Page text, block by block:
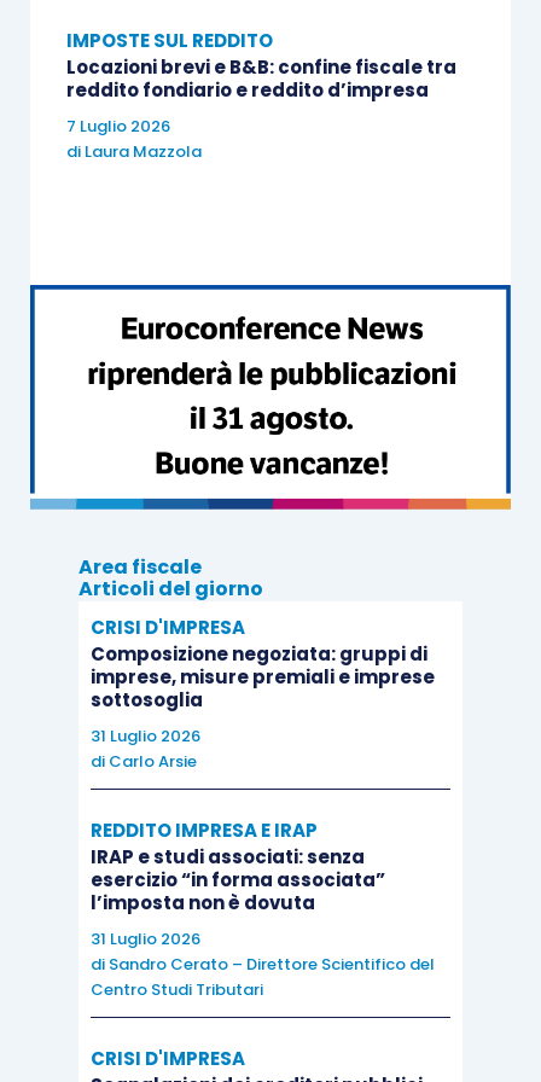
sentenze o di atti amministrativi, ai quali è
sicuramente estranea l’ipotesi di un
accordo tra le parti in ordine ad un rinvio
(del tutto strumentale) nel pagamento
spettanti entro i limiti di tempo
dei sostituti d’imposta;
l’applicazione del regime di tassazione
un periodo d’imposta successivo debba
considerarsi“fisiologica”,
tempi tecnici occorrenti per l’erogazione
degli emolumenti stessi. In particolare, ad
esempio, in presenza di
complesse
compensi, il ritardo può essere ritenuto
erogazione risultino conformi
connessi ad analoghe procedure
utilizzate ordinariamente
d’imposta
risoluzione n. 151/E/1997). Pertanto, il
ritardo può essere considerato
fisiologico, anche se l’erogazione della
IMPOSTE SUL REDDITO
Locazioni brevi e B&B: confine fiscale tra
reddito fondiario e reddito d’impresa
7 Luglio 2026
di Laura Mazzola
Area fiscale
Articoli del giorno
CRISI D'IMPRESA
Composizione negoziata: gruppi di
imprese, misure premiali e imprese
sottosoglia
31 Luglio 2026
di Carlo Arsie
REDDITO IMPRESA E IRAP
IRAP e studi associati: senza
esercizio “in forma associata”
l’imposta non è dovuta
31 Luglio 2026
di Sandro Cerato – Direttore Scientifico del
Centro Studi Tributari
CRISI D'IMPRESA